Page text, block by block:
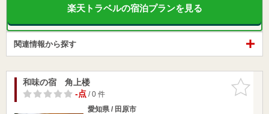
楽天トラベルの宿泊プランを見る
関連情報から探す
お気に入
りに追加
和味の宿 角上楼
-点/ 0 件
愛知県 / 田原市